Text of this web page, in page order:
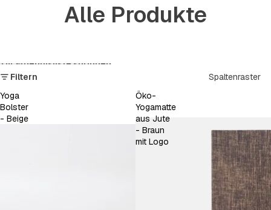
Alle Produkte
Zur Ergebnisliste springen
Filtern
Spaltenraster
Yoga
Bolster
- Beige
Öko-
Yogamatte
aus Jute
- Braun
mit Logo